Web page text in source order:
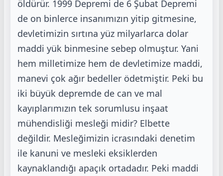
öldürür. 1999 Depremi de 6 Şubat Depremi
de on binlerce insanımızın yitip gitmesine,
devletimizin sırtına yüz milyarlarca dolar
maddi yük binmesine sebep olmuştur. Yani
hem milletimize hem de devletimize maddi,
manevi çok ağır bedeller ödetmiştir. Peki bu
iki büyük depremde de can ve mal
kayıplarımızın tek sorumlusu inşaat
mühendisliği mesleği midir? Elbette
değildir. Mesleğimizin icrasındaki denetim
ile kanuni ve mesleki eksiklerden
kaynaklandığı apaçık ortadadır. Peki maddi